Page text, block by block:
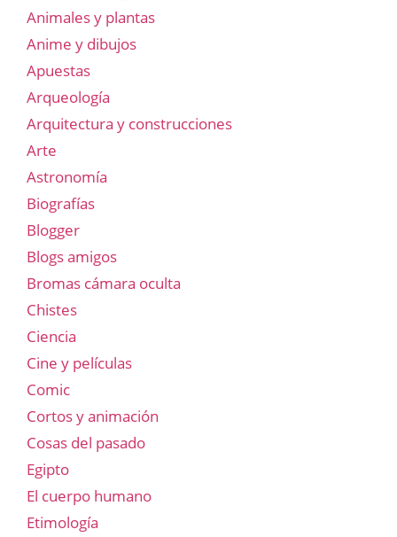
Animales y plantas
Anime y dibujos
Apuestas
Arqueología
Arquitectura y construcciones
Arte
Astronomía
Biografías
Blogger
Blogs amigos
Bromas cámara oculta
Chistes
Ciencia
Cine y películas
Comic
Cortos y animación
Cosas del pasado
Egipto
El cuerpo humano
Etimología